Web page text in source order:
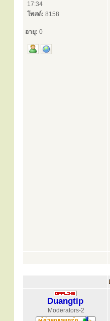
17:34
โพสต์: 8158
อายุ: 0
Duangtip
Moderators-2